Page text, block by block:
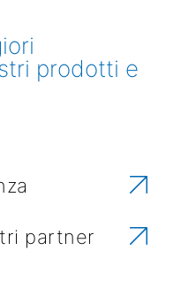
prodotti e
partner